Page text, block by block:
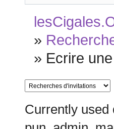
»
» Ecrire
Currently used